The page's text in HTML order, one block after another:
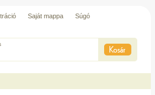
Saját mappa
Súgó